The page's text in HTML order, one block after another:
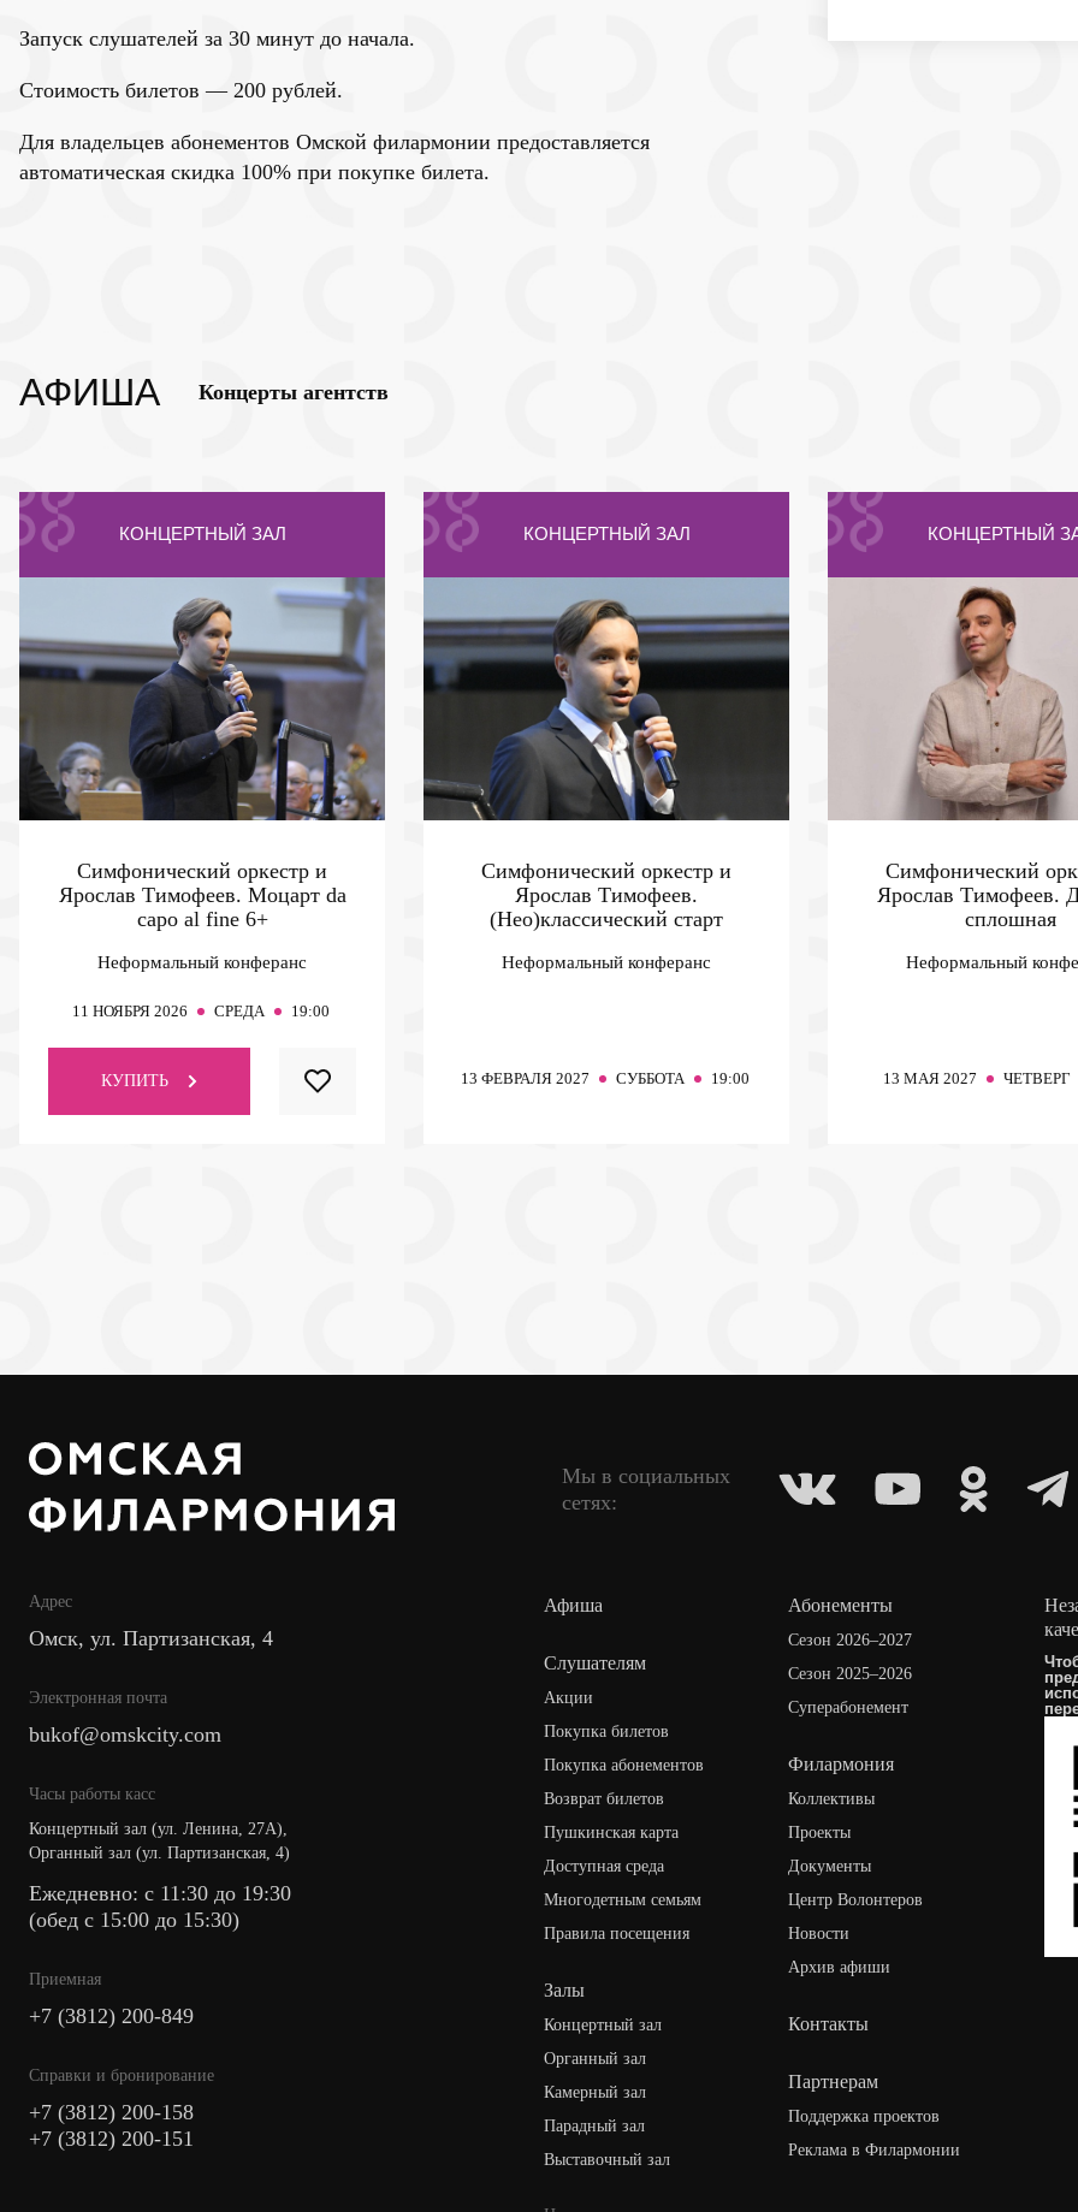
Запуск слушателей за 30 минут до начала.
Стоимость билетов — 200 рублей.
Для владельцев абонементов Омской филармонии предоставляется
автоматическая скидка 100% при покупке билета.
АФИША Концерты агентств
КОНЦЕРТНЫЙ ЗАЛ
Симфонический оркестр и
Ярослав Тимофеев. Моцарт da
capo al fine 6+
Неформальный конферанс
11 НОЯБРЯ 2026 СРЕДА 19:00
КУПИТЬ
КОНЦЕРТНЫЙ ЗАЛ
Симфонический оркестр и
Ярослав Тимофеев.
(Нео)классический старт
Неформальный конферанс
13 ФЕВРАЛЯ 2027 СУББОТА 19:00
КОНЦЕРТНЫЙ
Симфонический
Ярослав Тимофеев.
сплошная
Неформальный
13 МАЯ 2027 ЧЕТВЕРГ
Мы в социальных
сетях:
Адрес
Омск, ул. Партизанская, 4
Электронная почта
bukof@omskcity.com
Часы работы касс
Концертный зал (ул. Ленина, 27А),
Органный зал (ул. Партизанская, 4)
Ежедневно: с 11:30 до 19:30
(обед с 15:00 до 15:30)
Приемная
+7 (3812) 200-849
Cправки и бронирование
+7 (3812) 200-158
+7 (3812) 200-151
Афиша
Слушателям
Акции
Покупка билетов
Покупка абонементов
Возврат билетов
Пушкинская карта
Доступная среда
Многодетным семьям
Правила посещения
Залы
Концертный зал
Органный зал
Камерный зал
Парадный зал
Выставочный зал
Абонементы
Сезон 2026–2027
Сезон 2025–2026
Суперабонемент
Филармония
Коллективы
Проекты
Документы
Центр Волонтеров
Новости
Архив афиши
Контакты
Партнерам
Поддержка проектов
Реклама в Филармонии